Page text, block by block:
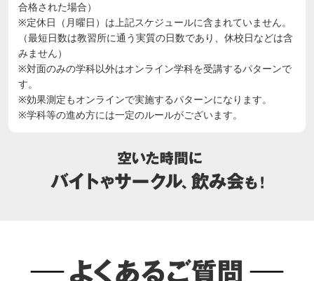
合格された場合）
※定休日（月曜日）は上記スケジュールに含まれていません。
（最短日数は教習所に通う実質の日数であり、休校日などは含
みません）
※対面のみの学科以外はオンライン学科を受講するパターンで
す。
※効果測定もオンラインで実施するパターンになります。
※学科等の進め方には一定のルールがございます。